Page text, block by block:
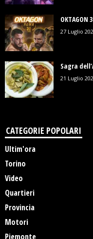
27 Luglio
Sagra
21 Luglio
CATEGORIE POPOLARI
Ultim'ora
Torino
Video
Quartieri
Provincia
Motori
Piemonte